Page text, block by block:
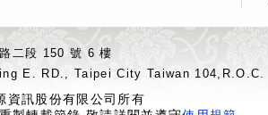
二段 150 號 6 樓
E. RD., Taipei City Taiwan 104,R.O.C.
資訊股份有限公司所有